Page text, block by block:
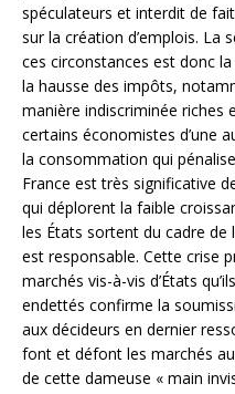
spéculateurs et interdit de
sur la création d’emplois. La
ces circonstances est donc
la hausse des impôts,
manière indiscriminée riches
certains économistes d’une
la consommation qui
France est très significative
qui déplorent la faible
les États sortent du cadre
est responsable. Cette crise
marchés vis-à-vis d’États
endettés confirme la
aux décideurs en dernier
font et défont les marchés
de cette dameuse « main